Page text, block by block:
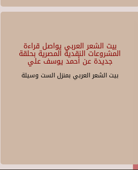
بيت الشعر العربي يواصل قراءة
المشروعات النقدية المصرية بحلقة
جديدة عن أحمد يوسف علي
بيت الشعر العربي بمنزل الست وسيلة